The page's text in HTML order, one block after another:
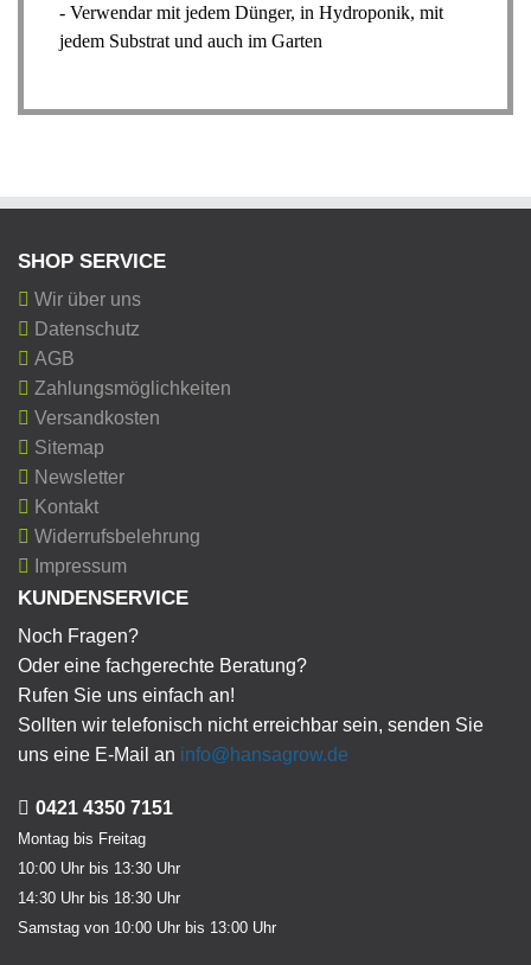
- Verwendar mit jedem Dünger, in Hydroponik, mit
jedem Substrat und auch im Garten
SHOP SERVICE
Wir über uns
Datenschutz
AGB
Zahlungsmöglichkeiten
Versandkosten
Sitemap
Newsletter
Kontakt
Widerrufsbelehrung
Impressum
KUNDENSERVICE
Noch Fragen?
Oder eine fachgerechte Beratung?
Rufen Sie uns einfach an!
Sollten wir telefonisch nicht erreichbar sein, senden Sie
uns eine E-Mail an info@hansagrow.de
0421 4350 7151
Montag bis Freitag
10:00 Uhr bis 13:30 Uhr
14:30 Uhr bis 18:30 Uhr
Samstag von 10:00 Uhr bis 13:00 Uhr